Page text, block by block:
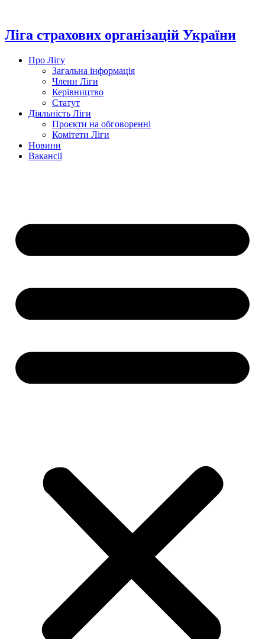
вмісту
Ліга страхових організацій України
Про Лігу
Загальна інформація
Члени Ліги
Керівництво
Статут
Діяльність Ліги
Проєкти на обговоренні
Комітети Ліги
Новини
Вакансії